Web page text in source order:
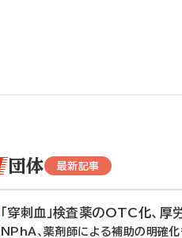
団体 最新記事
「穿刺血」検査薬のOTC化、厚
NPhA、薬剤師による補助の明確化